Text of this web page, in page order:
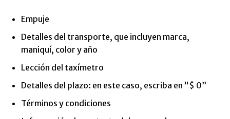
Empuje
Detalles del transporte, que incluyen marca,
maniquí, color y año
Lección del taxímetro
Detalles del plazo: en este caso, escriba en “$ 0”
Términos y condiciones